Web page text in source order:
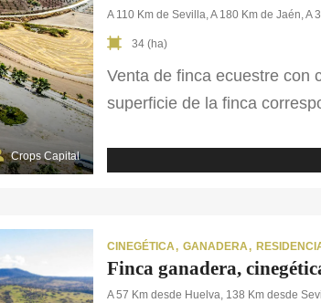
Crops Capital
A 110 Km de Sevilla, A 180 Km de Jaén, A
34 (ha)
Venta de finca ecuestre
superficie de la finca
finca ecuestre en Sevilla
CINEGÉTICA GANADERA
Finca ganadera,
A 57 Km desde Huelva, 138 Km desde